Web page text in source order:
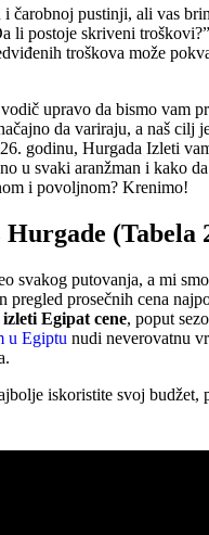
čarobnoj pustinji, ali vas
li postoje skriveni
troškova može
upravo da bismo vam
da variraju, a naš cilj
godinu, Hurgada Izleti
u svaki aranžman i kako
i povoljnom? Krenimo!
(Tabela
svakog putovanja, a mi
prosečnih cena
izleti Egipat cene, poput
u Egiptu nudi neverovatnu
iskoristite svoj budžet,